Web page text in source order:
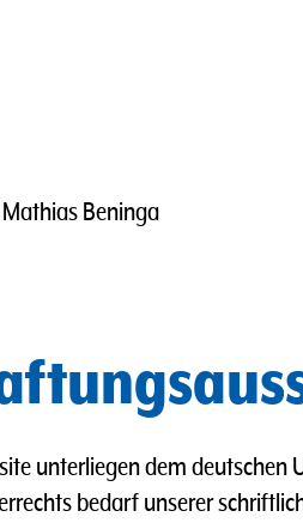
Beninga
unterliegen dem deutschen
bedarf unserer